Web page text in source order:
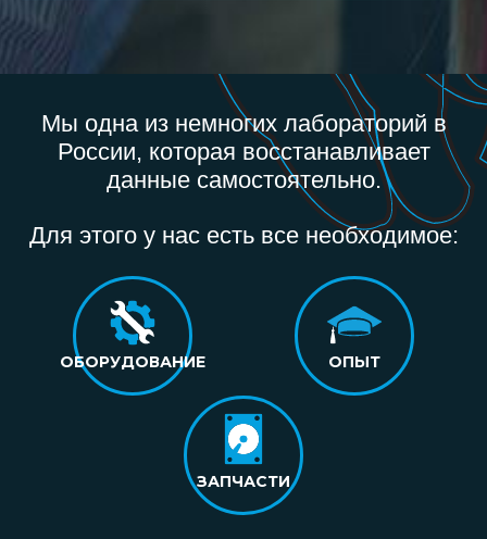
Мы одна из немногих лабораторий в
России, которая восстанавливает
данные самостоятельно.
Для этого у нас есть все необходимое:
ОБОРУДОВАНИЕ ОПЫТ
ЗАПЧАСТИ